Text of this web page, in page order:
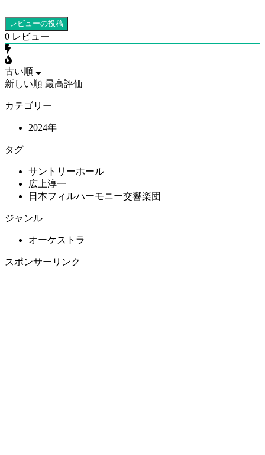
0 レビュー
古い順
新しい順 最高評価
カテゴリー
2024年
タグ
サントリーホール
広上淳一
日本フィルハーモニー交響楽団
ジャンル
オーケストラ
スポンサーリンク